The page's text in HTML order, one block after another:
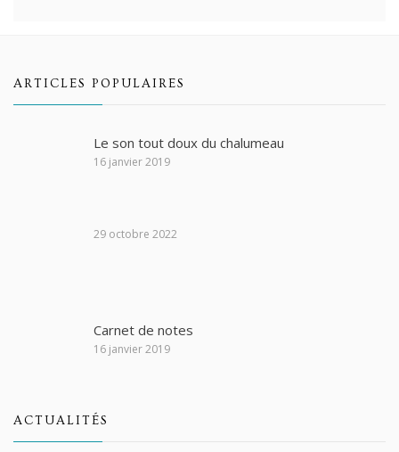
ARTICLES POPULAIRES
Le son tout doux du chalumeau
16 janvier 2019
29 octobre 2022
Carnet de notes
16 janvier 2019
ACTUALITÉS